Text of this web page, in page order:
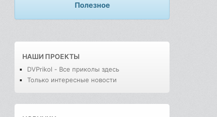
Полезное
НАШИ ПРОЕКТЫ
DVPrikol - Все приколы здесь
Только интересные новости